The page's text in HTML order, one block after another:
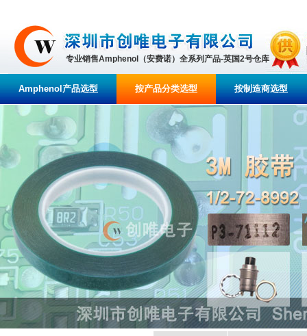
专业销售Amphenol（安费诺）全系列产品-英国2号仓库
Amphenol产品选型 按产品分类选型 按制造商选型